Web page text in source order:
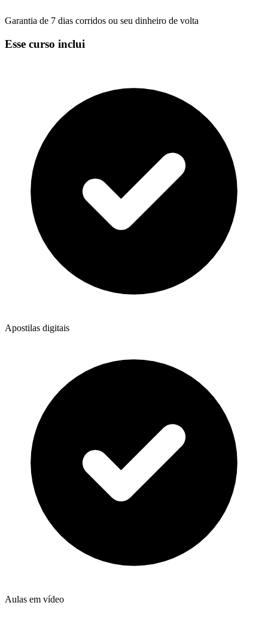
Garantia de 7 dias corridos ou seu dinheiro de volta
Esse curso inclui
Apostilas digitais
Aulas em vídeo